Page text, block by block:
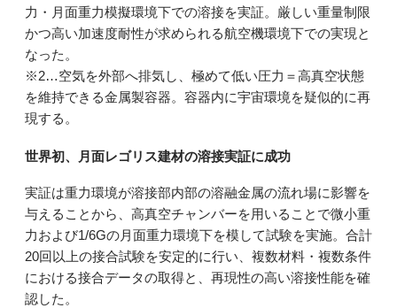
力・月面重力模擬環境下での溶接を実証。厳しい重量制限
かつ高い加速度耐性が求められる航空機環境下での実現と
なった。
※2…空気を外部へ排気し、極めて低い圧力＝高真空状態
を維持できる金属製容器。容器内に宇宙環境を疑似的に再
現する。
世界初、月面レゴリス建材の溶接実証に成功
実証は重力環境が溶接部内部の溶融金属の流れ場に影響を
与えることから、高真空チャンバーを用いることで微小重
力および1/6Gの月面重力環境下を模して試験を実施。合計
20回以上の接合試験を安定的に行い、複数材料・複数条件
における接合データの取得と、再現性の高い溶接性能を確
認した。